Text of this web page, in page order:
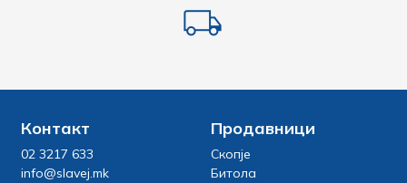
Контакт
02 3217 633
info@slavej.mk
Продавници
Скопје
Битола